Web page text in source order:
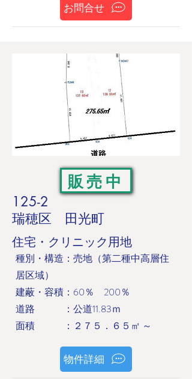
お問合せ
販売中
125-2
瑞穂区 田光町
住宅・クリニック用地
​種別・構造：売地（第二種中高層住
居区域）
建蔽・容積：60％ 200％
道路 ：公道11.83ｍ
面積 ：２７５．６５㎡ ～
物件詳細